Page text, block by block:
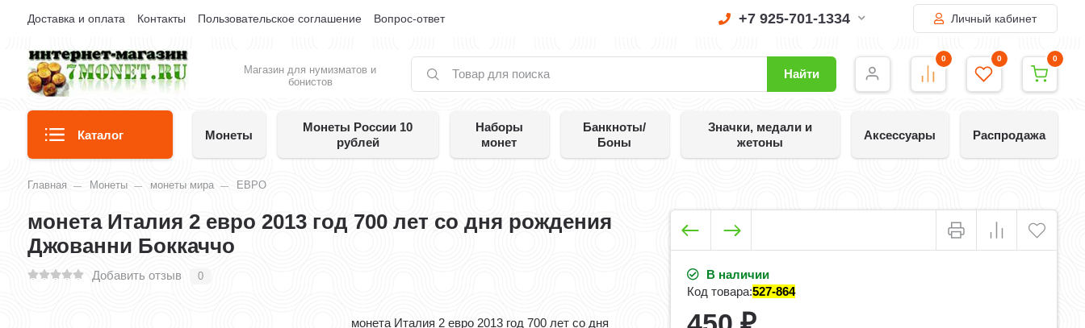
Доставка и оплата Контакты Пользовательское соглашение Вопрос-ответ +7 925-701-1334 Личный кабинет
Магазин для нумизматов и
бонистов
Найти
0 0 0
Каталог Монеты
Монеты России 10
рублей
Наборы
монет
Банкноты/
Боны
Значки, медали и
жетоны
Аксессуары Распродажа
Главная Монеты монеты мира ЕВРО
монета Италия 2 евро 2013 год 700 лет со дня рождения
Джованни Боккаччо
Добавить отзыв 0
монета Италия 2 евро 2013 год 700 лет со дня
В наличии
Код товара:527-864
₽